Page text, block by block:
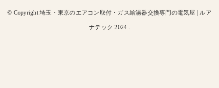
© Copyright 埼玉・東京のエアコン取付・ガス給湯器交換専門の電気屋 | ルア
ナテック 2024 .